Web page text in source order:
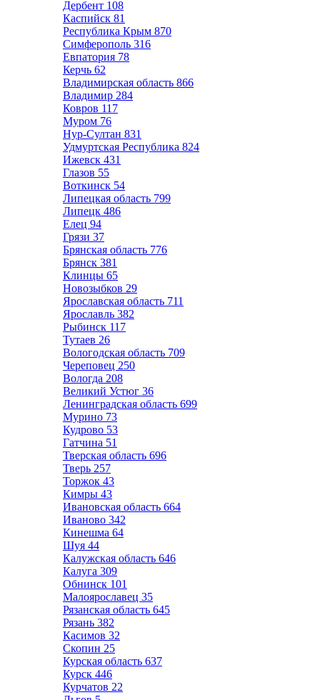
Дербент 108
Каспийск 81
Республика Крым 870
Симферополь 316
Евпатория 78
Керчь 62
Владимирская область 866
Владимир 284
Ковров 117
Муром 76
Нур-Султан 831
Удмуртская Республика 824
Ижевск 431
Глазов 55
Воткинск 54
Липецкая область 799
Липецк 486
Елец 94
Грязи 37
Брянская область 776
Брянск 381
Клинцы 65
Новозыбков 29
Ярославская область 711
Ярославль 382
Рыбинск 117
Тутаев 26
Вологодская область 709
Череповец 250
Вологда 208
Великий Устюг 36
Ленинградская область 699
Мурино 73
Кудрово 53
Гатчина 51
Тверская область 696
Тверь 257
Торжок 43
Кимры 43
Ивановская область 664
Иваново 342
Кинешма 64
Шуя 44
Калужская область 646
Калуга 309
Обнинск 101
Малоярославец 35
Рязанская область 645
Рязань 382
Касимов 32
Скопин 25
Курская область 637
Курск 446
Курчатов 22